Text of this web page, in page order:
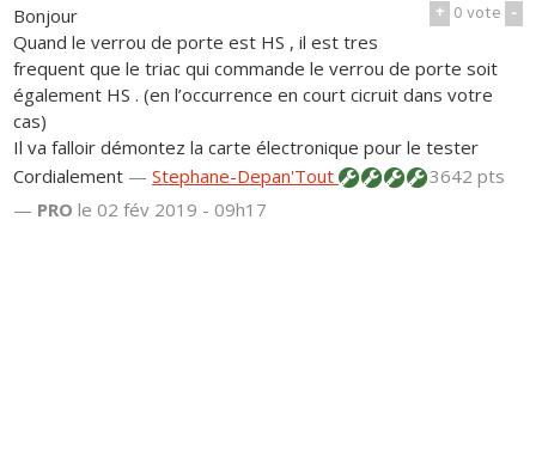
+ 0vote -
Bonjour
Quand le verrou de porte est HS , il est tres
frequent que le triac qui commande le verrou de porte soit
également HS . (en l’occurrence en court cicruit dans votre
cas)
Il va falloir démontez la carte électronique pour le tester
Cordialement —Stephane-Depan'Tout
3642 pts
— PRO le 02 fév 2019 - 09h17